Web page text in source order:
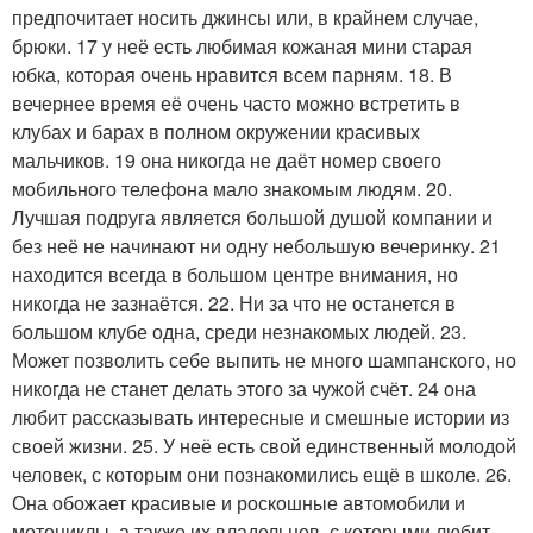
предпочитает носить джинсы или, в крайнем случае,
брюки. 17 у неё есть любимая кожаная мини старая
юбка, которая очень нравится всем парням. 18. В
вечернее время её очень часто можно встретить в
клубах и барах в полном окружении красивых
мальчиков. 19 она никогда не даёт номер своего
мобильного телефона мало знакомым людям. 20.
Лучшая подруга является большой душой компании и
без неё не начинают ни одну небольшую вечеринку. 21
находится всегда в большом центре внимания, но
никогда не зазнаётся. 22. Ни за что не останется в
большом клубе одна, среди незнакомых людей. 23.
Может позволить себе выпить не много шампанского, но
никогда не станет делать этого за чужой счёт. 24 она
любит рассказывать интересные и смешные истории из
своей жизни. 25. У неё есть свой единственный молодой
человек, с которым они познакомились ещё в школе. 26.
Она обожает красивые и роскошные автомобили и